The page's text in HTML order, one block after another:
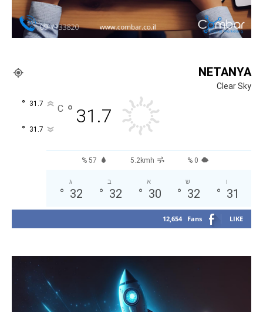
NETANYA
Clear Sky
31.7
°
C
31.7
°
31.7
°
57 % 5.2kmh 0 %
ו
31
°
ש
32
°
א
30
°
ב
32
°
ג
32
°
12,654 Fans LIKE